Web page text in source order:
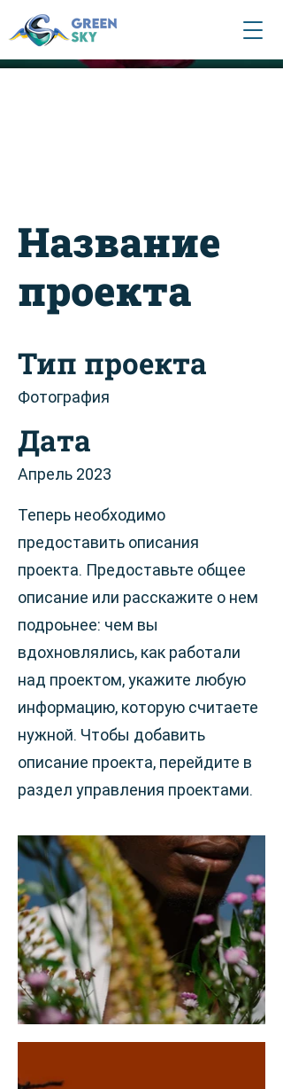
Название
проекта
Тип проекта
Фотография
Дата
Апрель 2023
Теперь необходимо
предоставить описания
проекта. Предоставьте общее
описание или расскажите о нем
подроьнее: чем вы
вдохновлялись, как работали
над проектом, укажите любую
информацию, которую считаете
нужной. Чтобы добавить
описание проекта, перейдите в
раздел управления проектами.